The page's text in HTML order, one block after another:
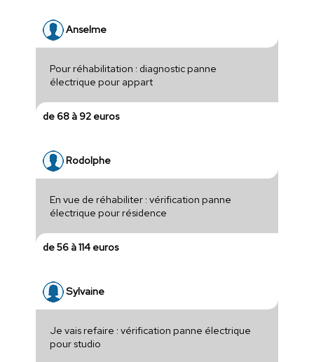
Anselme
Pour réhabilitation : diagnostic panne
électrique pour appart
de 68 à 92 euros
Rodolphe
En vue de réhabiliter : vérification panne
électrique pour résidence
de 56 à 114 euros
Sylvaine
Je vais refaire : vérification panne électrique
pour studio